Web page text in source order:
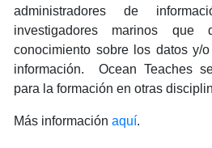
administradores de
investigadores marinos que
conocimiento sobre los datos y/
información. Ocean Teaches
para la formación en otras
Más información aquí.